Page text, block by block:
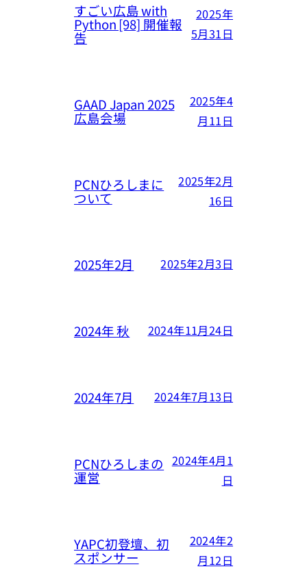
すごい広島 with
Python [98] 開催報
告
2025年
5月31日
GAAD Japan 2025
広島会場
2025年4
月11日
PCNひろしまに
ついて
2025年2月
16日
2025年2月 2025年2月3日
2024年 秋 2024年11月24日
2024年7月 2024年7月13日
PCNひろしまの
運営
2024年4月1
日
YAPC初登壇、初
スポンサー
2024年2
月12日